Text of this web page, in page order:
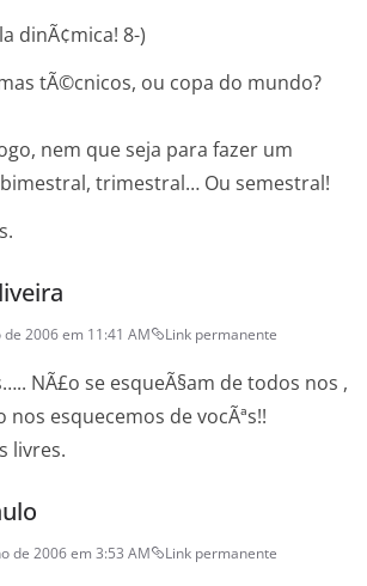
dinÃ¢mica! 8-)
tÃ©cnicos, ou copa do mundo?
nem que seja para fazer um
trimestral… Ou semestral!
de 2006 em 11:41 AM Link permanente
NÃ£o se esqueÃ§am de todos nos ,
nos esquecemos de vocÃªs!!
livres.
de 2006 em 3:53 AM Link permanente